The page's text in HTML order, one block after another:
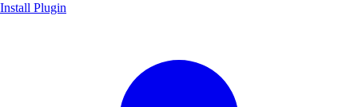
Install Plugin